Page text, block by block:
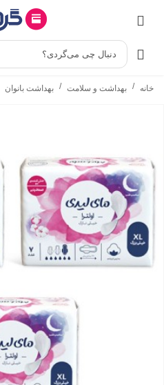
دنبال چی می‌گردی؟
خانه / بهداشت و سلامت / بهداشت بانوان